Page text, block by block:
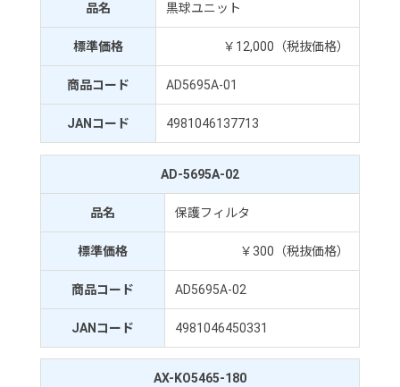
品名 黒球ユニット
標準価格 ￥12,000（税抜価格）
商品コード AD5695A-01
JANコード 4981046137713
AD-5695A-02
品名 保護フィルタ
標準価格 ￥300（税抜価格）
商品コード AD5695A-02
JANコード 4981046450331
AX-KO5465-180